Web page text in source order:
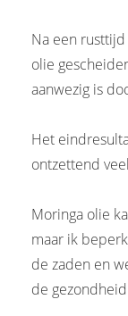
Na een
olie
aanwezig is
Het
ontzettend
Moringa olie
maar ik
de zaden en
de